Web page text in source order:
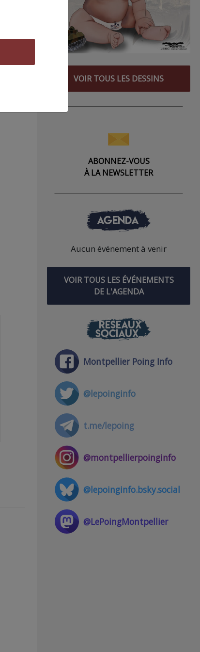
VOIR TOUS LES DESSINS
ABONNEZ-VOUS
À LA NEWSLETTER
AGENDA
Aucun événement à venir
VOIR TOUS LES ÉVÉNEMENTS
DE L'AGENDA
RÉSEAUX
SOCIAUX
Montpellier Poing Info
@lepoinginfo
t.me/lepoing
@montpellierpoinginfo
@lepoinginfo.bsky.social
@LePoingMontpellier